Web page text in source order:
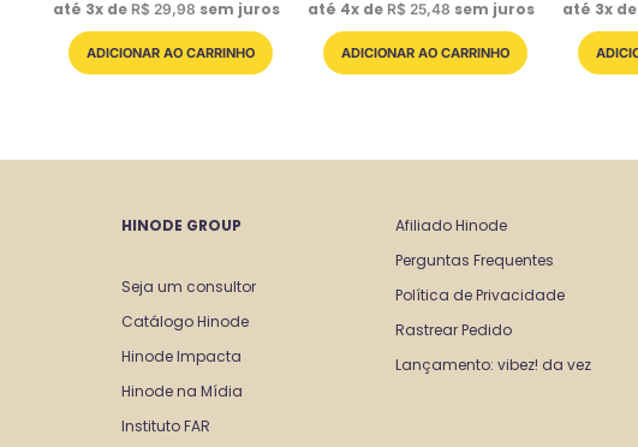
até 3x de R$ 29,98 sem juros até 4x de R$ 25,48 sem juros até 3x de
HINODE GROUP
Seja um consultor
Catálogo Hinode
Hinode Impacta
Hinode na Mídia
Instituto FAR
Afiliado Hinode
Perguntas Frequentes
Política de Privacidade
Rastrear Pedido
Lançamento: vibez! da vez